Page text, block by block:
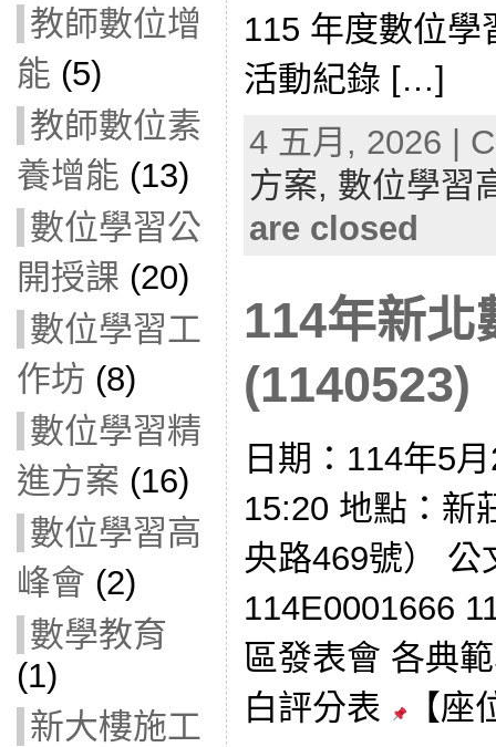
教師數位增
能 (5)
教師數位素
養增能 (13)
數位學習公
開授課 (20)
數位學習工
作坊 (8)
數位學習精
進方案 (16)
數位學習高
峰會 (2)
數學教育
(1)
新大樓施工
115 年度數位學
活動紀錄 […]
4 五月, 2026 |
方案, 數位學習
are closed
114年新北
(1140523)
日期：114年5
15:20 地點：新
央路469號） 公
114E0001666
區發表會 各典
白評分表
【